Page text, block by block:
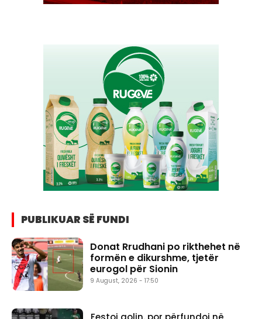
PUBLIKUAR SË FUNDI
Donat Rrudhani po rikthehet në
formën e dikurshme, tjetër
eurogol për Sionin
9 August, 2026 - 17:50